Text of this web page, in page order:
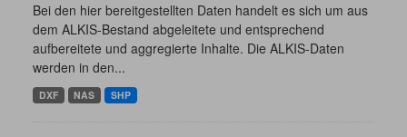
Bei den hier bereitgestellten Daten handelt es sich um aus
dem ALKIS-Bestand abgeleitete und entsprechend
aufbereitete und aggregierte Inhalte. Die ALKIS-Daten
werden in den...
DXF NAS SHP